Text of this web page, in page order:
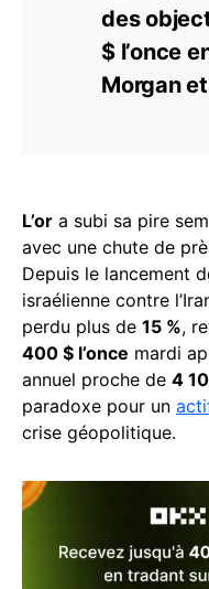
des
$ l’once
Morgan
L’or a subi sa pire
avec une chute de
Depuis le lancement
israélienne contre
perdu plus de 15 %,
400 $ l’once mardi
annuel proche de 4
paradoxe pour un
crise géopolitique.